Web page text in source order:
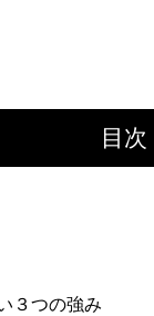
目次
３つの強み